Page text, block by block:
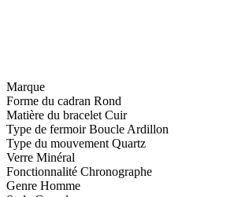
Marque
Forme du cadran Rond
Matière du bracelet Cuir
Type de fermoir Boucle Ardillon
Type du mouvement Quartz
Verre Minéral
Fonctionnalité Chronographe
Genre Homme